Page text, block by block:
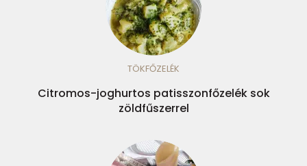
TÖKFŐZELÉK
Citromos-joghurtos patisszonfőzelék sok
zöldfűszerrel